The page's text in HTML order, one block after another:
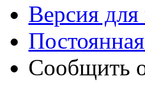
Версия для
Сообщить